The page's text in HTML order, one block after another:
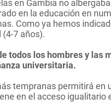
en Gambia no
en la educación en
Como ya hemos
7 años).
todos los hombres y las
universitaria.
tempranas permitirá en
en el acceso igualitario